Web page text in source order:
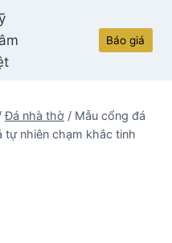
Báo giá
Đá nhà thờ / Mẫu cổng đá
tự nhiên chạm khắc tinh